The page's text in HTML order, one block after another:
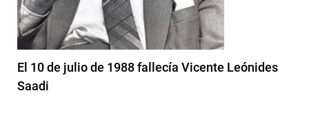
El 10 de julio de 1988 fallecía Vicente Leónides
Saadi